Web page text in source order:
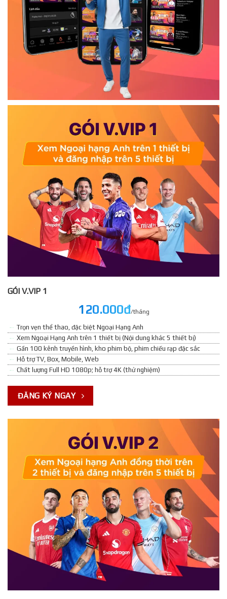
GÓI V.VIP 1
120.000đ/tháng
Trọn vẹn thể thao, đặc biệt Ngoại Hạng Anh
Xem Ngoại Hạng Anh trên 1 thiết bị (Nội dung khác 5 thiết bị)
Gần 100 kênh truyền hình, kho phim bộ, phim chiếu rạp đặc sắc
Hỗ trợ TV, Box, Mobile, Web
Chất lượng Full HD 1080p; hỗ trợ 4K (thử nghiệm)
ĐĂNG KÝ NGAY